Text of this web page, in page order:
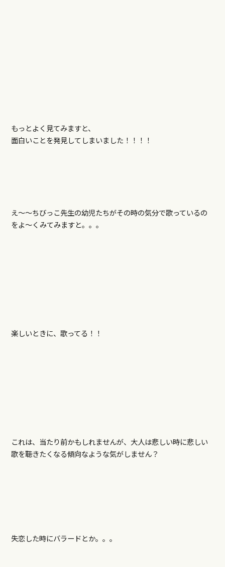
もっとよく見てみますと、
面白いことを発見してしまいました！！！！
え～～ちびっこ先生の幼児たちがその時の気分で歌っているの
をよ～くみてみますと。。。
楽しいときに、歌ってる！！
これは、当たり前かもしれませんが、大人は悲しい時に悲しい
歌を聴きたくなる傾向なような気がしません？
失恋した時にバラードとか。。。